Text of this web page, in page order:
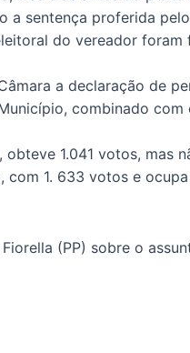
sentença proferida
do vereador
a declaração de
combinado com
1.041 votos, mas
1. 633 votos e
(PP) sobre o